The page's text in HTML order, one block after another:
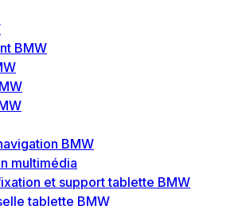
BMW
BMW
multimédia
et support tablette BMW
tablette BMW